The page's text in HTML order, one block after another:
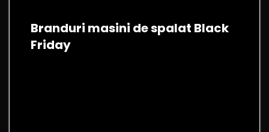
Branduri masini de spalat Black
Friday